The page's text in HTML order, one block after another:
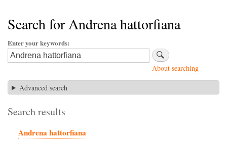
Search for Andrena hattorfiana
Enter your keywords
About searching
Advanced search
Search results
Andrena hattorfiana